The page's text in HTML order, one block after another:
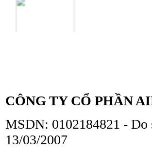
CÔNG TY CỔ PHẦN
MSDN: 0102184821 -
13/03/2007